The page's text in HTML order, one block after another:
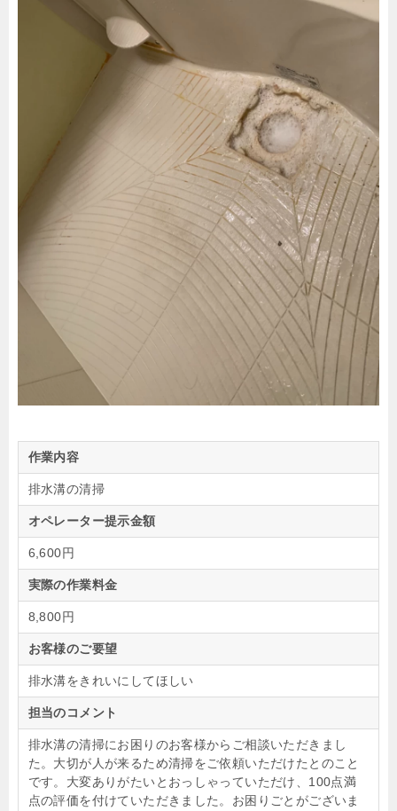
作業内容
排水溝の清掃
オペレーター提示金額
6,600円
実際の作業料金
8,800円
お客様のご要望
排水溝をきれいにしてほしい
担当のコメント
排水溝の清掃にお困りのお客様からご相談いただきまし
た。大切が人が来るため清掃をご依頼いただけたとのこと
です。大変ありがたいとおっしゃっていただけ、100点満
点の評価を付けていただきました。お困りごとがございま